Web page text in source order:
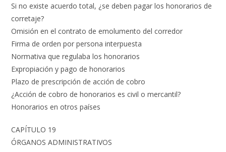
Si no existe acuerdo total, ¿se deben pagar los honorarios de
corretaje?
Omisión en el contrato de emolumento del corredor
Firma de orden por persona interpuesta
Normativa que regulaba los honorarios
Expropiación y pago de honorarios
Plazo de prescripción de acción de cobro
¿Acción de cobro de honorarios es civil o mercantil?
Honorarios en otros países
CAPÍTULO 19
ÓRGANOS ADMINISTRATIVOS